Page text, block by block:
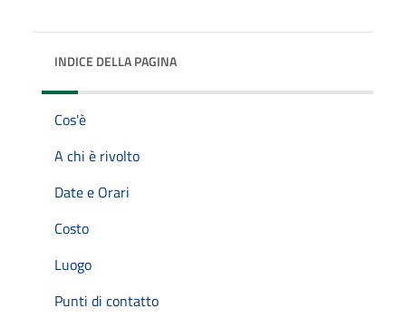
INDICE DELLA PAGINA
Cos'è
A chi è rivolto
Date e Orari
Costo
Luogo
Punti di contatto